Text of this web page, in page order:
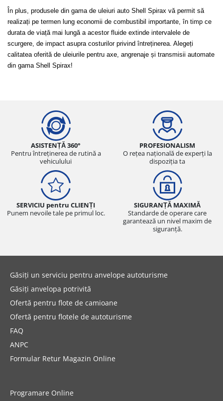
În plus, produsele din gama de uleiuri auto Shell Spirax vă permit să
realizați pe termen lung economii de combustibil importante, în timp ce
durata de viață mai lungă a acestor fluide extinde intervalele de
scurgere, de impact asupra costurilor privind întreținerea. Alegeți
calitatea oferită de uleiurile pentru axe, angrenaje și transmisii automate
din gama Shell Spirax!
ASISTENȚĂ 360°
Pentru întreținerea de rutină a
vehiculului
PROFESIONALISM
O rețea națională de experți la
dispoziția ta
SERVICIU pentru CLIENȚI
Punem nevoile tale pe primul loc.
SIGURANȚĂ MAXIMĂ
Standarde de operare care
garantează un nivel maxim de
siguranță.
Găsiți un serviciu pentru anvelope autoturisme
Găsiți anvelopa potrivită
Ofertă pentru flote de camioane
Ofertă pentru flotele de autoturisme
FAQ
ANPC
Formular Retur Magazin Online
Programare Online